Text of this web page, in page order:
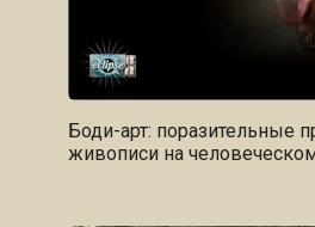
Боди-арт: поразительные
живописи на